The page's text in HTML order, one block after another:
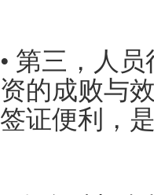
• 第三，人
资的成败与
签证便利，